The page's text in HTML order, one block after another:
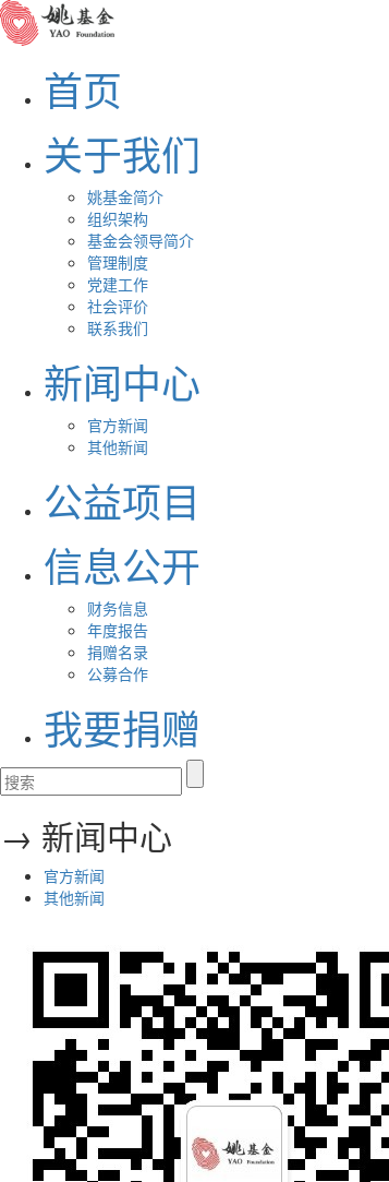
首页
关于我们
姚基金简介
组织架构
基金会领导简介
管理制度
党建工作
社会评价
联系我们
新闻中心
官方新闻
其他新闻
公益项目
信息公开
财务信息
年度报告
捐赠名录
公募合作
我要捐赠
→ 新闻中心
官方新闻
其他新闻